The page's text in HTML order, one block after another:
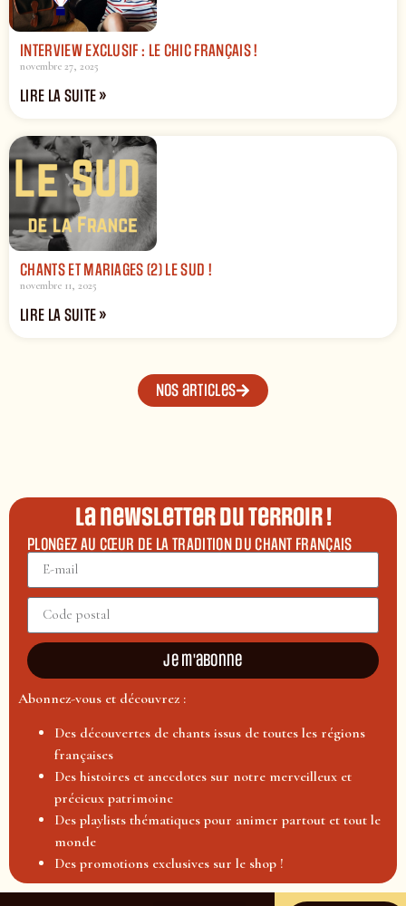
INTERVIEW EXCLUSIF : LE CHIC FRANÇAIS !
novembre 27, 2025
LIRE LA SUITE »
CHANTS ET MARIAGES (2) LE SUD !
novembre 11, 2025
LIRE LA SUITE »
Nos articles
La newsletter du terroir !
PLONGEZ AU CŒUR DE LA TRADITION DU CHANT FRANÇAIS
Je m'abonne
Abonnez-vous et découvrez :
Des découvertes de chants issus de toutes les régions
françaises
Des histoires et anecdotes sur notre merveilleux et
précieux patrimoine
Des playlists thématiques pour animer partout et tout le
monde
Des promotions exclusives sur le shop !